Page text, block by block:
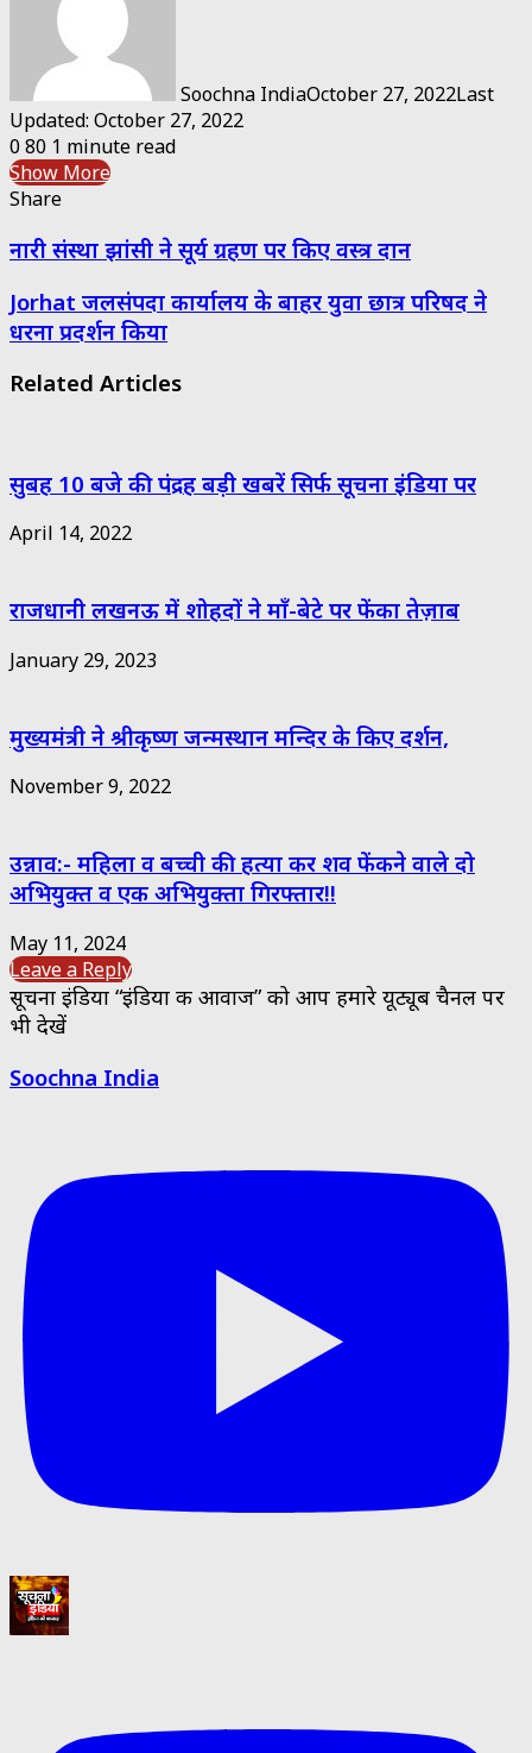
Soochna IndiaOctober 27, 2022Last
Updated: October 27, 2022
080 1 minute read
Show More
Share
via
नारी संस्था झांसी ने सूर्य ग्रहण पर किए वस्त्र दान
Jorhat जलसंपदा कार्यालय के बाहर युवा छात्र परिषद ने
धरना प्रदर्शन किया
Related Articles
सुबह 10 बजे की पंद्रह बड़ी खबरें सिर्फ सूचना इंडिया पर
April 14, 2022
राजधानी लखनऊ में शोहदों ने माँ-बेटे पर फेंका तेज़ाब
January 29, 2023
मुख्यमंत्री ने श्रीकृष्ण जन्मस्थान मन्दिर के किए दर्शन,
November 9, 2022
उन्नाव:- महिला व बच्ची की हत्या कर शव फेंकने वाले दो
अभियुक्त व एक अभियुक्ता गिरफ्तार!!
May 11, 2024
Leave a Reply
सूचना इंडिया “इंडिया की आवाज” को आप हमारे यूट्यूब चैनल पर
भी देखें
Soochna India